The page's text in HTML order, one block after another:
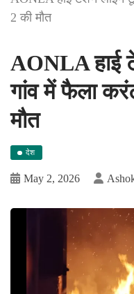
2 की मौत
AONLA हाई
गांव में फैला
मौत
देश
May 2, 2026